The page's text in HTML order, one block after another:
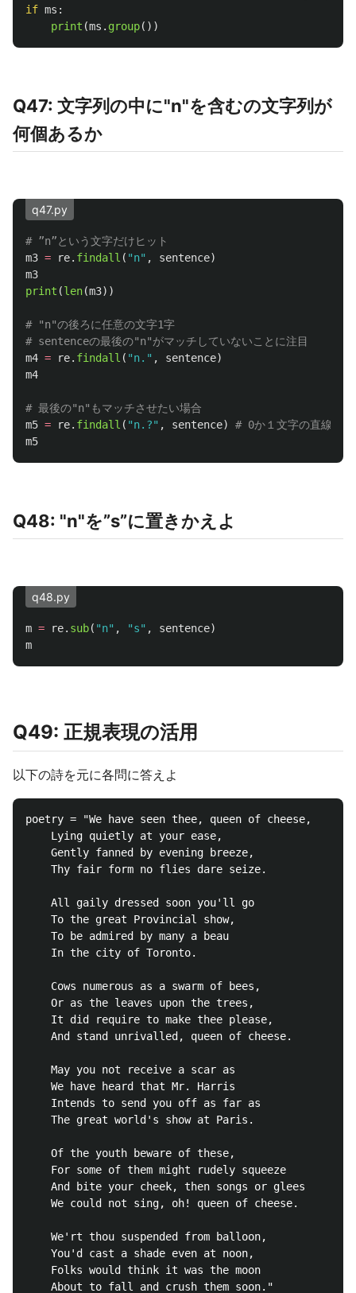
if ms :
print (ms . group())
Q47: 文字列の中に"n"を含むの文字列が
何個あるか
q47.py
m3 = re. findall ( "n" , sentence)
m3
print (len(m3))
# "n"の後ろに任意の文字1字
m4 = re. findall ( "n. " , sentence)
m4
m5 = re. findall ( "n.?" , sentence)
m5
Q48: "n"を”s”に置きかえよ
q48.py
m = re. sub( "n" , "s" , sentence)
m
Q49: 正規表現の活用
以下の詩を元に各問に答えよ
poetry = "We have seen thee, queen of cheese,
    Lying quietly at your ease,
    Gently fanned by evening breeze,
    Thy fair form no flies dare seize.
    All gaily dressed soon you'll go
    To the great Provincial show,
    To be admired by many a beau
    In the city of Toronto.
    Cows numerous as a swarm of bees,
    Or as the leaves upon the trees,
    It did require to make thee please,
    And stand unrivalled, queen of cheese.
    May you not receive a scar as
    We have heard that Mr. Harris
    Intends to send you off as far as
    The great world's show at Paris.
    Of the youth beware of these,
    For some of them might rudely squeeze
    And bite your cheek, then songs or glees
    We could not sing, oh! queen of cheese.
    We'rt thou suspended from balloon,
    You'd cast a shade even at noon,
    Folks would think it was the moon